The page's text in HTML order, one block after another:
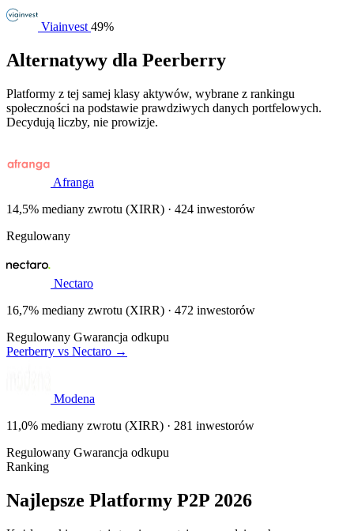
Viainvest 49%
Alternatywy dla Peerberry
Platformy z tej samej klasy aktywów, wybrane z rankingu
społeczności na podstawie prawdziwych danych portfelowych.
Decydują liczby, nie prowizje.
Afranga
14,5% mediany zwrotu (XIRR) · 424 inwestorów
Regulowany
Nectaro
16,7% mediany zwrotu (XIRR) · 472 inwestorów
Regulowany Gwarancja odkupu
Peerberry vs Nectaro →
Modena
11,0% mediany zwrotu (XIRR) · 281 inwestorów
Regulowany Gwarancja odkupu
Ranking
Najlepsze Platformy P2P 2026